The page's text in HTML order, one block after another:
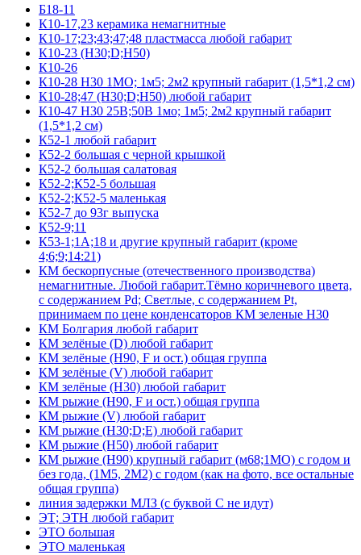
Б18-11
К10-17,23 керамика немагнитные
К10-17;23;43;47;48 пластмасса любой габарит
К10-23 (Н30;D;Н50)
К10-26
К10-28 Н30 1МО; 1м5; 2м2 крупный габарит (1,5*1,2 см)
К10-28;47 (Н30;D;Н50) любой габарит
К10-47 Н30 25В;50В 1мо; 1м5; 2м2 крупный габарит
(1,5*1,2 см)
К52-1 любой габарит
К52-2 большая с черной крышкой
К52-2 большая салатовая
К52-2;К52-5 большая
К52-2;К52-5 маленькая
К52-7 до 93г выпуска
К52-9;11
К53-1;1А;18 и другие крупный габарит (кроме
4;6;9;14:21)
КМ бескорпусные (отечественного производства)
немагнитные. Любой габарит.Тёмно коричневого цвета,
с содержанием Pd; Светлые, с содержанием Pt,
принимаем по цене конденсаторов КМ зеленые Н30
КМ Болгария любой габарит
КМ зелёные (D) любой габарит
КМ зелёные (H90, F и ост.) общая группа
КМ зелёные (V) любой габарит
КМ зелёные (Н30) любой габарит
КМ рыжие (H90, F и ост.) общая группа
КМ рыжие (V) любой габарит
КМ рыжие (Н30;D;E) любой габарит
КМ рыжие (Н50) любой габарит
КМ рыжие (Н90) крупный габарит (м68;1МО) с годом и
без года, (1М5, 2М2) с годом (как на фото, все остальные
общая группа)
линия задержки МЛЗ (с буквой С не идут)
ЭТ; ЭТН любой габарит
ЭТО большая
ЭТО маленькая